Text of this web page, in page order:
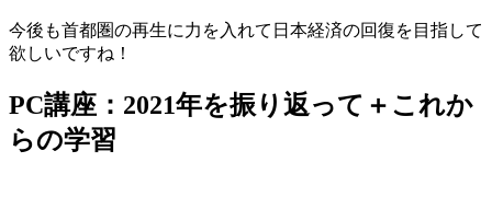
今後も首都圏の再生に力を入れて日本経済の回復を目指して
欲しいですね！
PC講座：2021年を振り返って＋これか
らの学習